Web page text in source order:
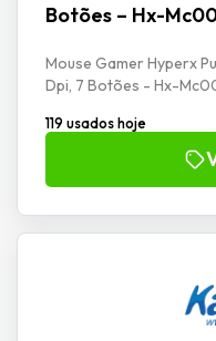
Botões – Hx-
Mouse Gamer Hyperx
Dpi, 7 Botões - Hx-
119 usados hoje